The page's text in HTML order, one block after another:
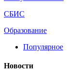
СБИС
Образование
Популярное
Новости